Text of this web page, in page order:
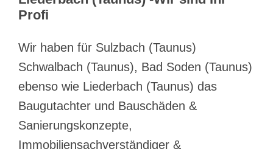
Profi
Wir haben für Sulzbach (Taunus)
Schwalbach (Taunus), Bad Soden (Taunus)
ebenso wie Liederbach (Taunus) das
Baugutachter und Bauschäden &
Sanierungskonzepte,
Immobiliensachverständiger &